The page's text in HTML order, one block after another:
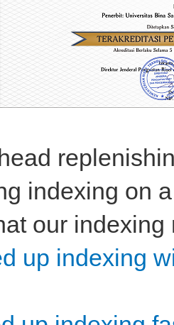
indexing on
our
up indexing